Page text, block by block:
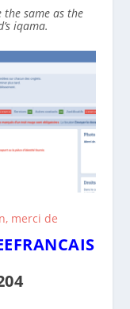
the same as the
iqama.
merci de